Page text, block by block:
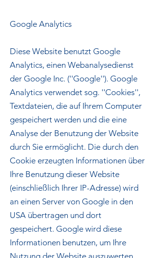
Google Analytics
Diese Website benutzt Google
Analytics, einen Webanalysedienst
der Google Inc. (''Google''). Google
Analytics verwendet sog. ''Cookies'',
Textdateien, die auf Ihrem Computer
gespeichert werden und die eine
Analyse der Benutzung der Website
durch Sie ermöglicht. Die durch den
Cookie erzeugten Informationen über
Ihre Benutzung dieser Website
(einschließlich Ihrer IP-Adresse) wird
an einen Server von Google in den
USA übertragen und dort
gespeichert. Google wird diese
Informationen benutzen, um Ihre
Nutzung der Website auszuwerten,